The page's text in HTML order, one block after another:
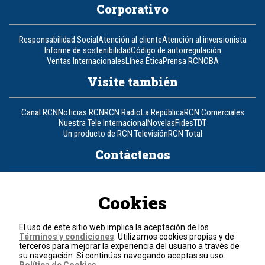
Corporativo
Responsabilidad SocialAtención al clienteAtención al inversionista
Informe de sostenibilidadCódigo de autorregulación
Ventas InternacionalesLínea ÉticaPrensa RCNOBA
Visite también
Canal RCNNoticias RCNRCN RadioLa RepúblicaRCN Comerciales
Nuestra Tele InternacionalNovelasFidesTDT
Un producto de RCN TelevisiónRCN Total
Contáctenos
Política de cookies
Términos y condiciones
© 2026, RCN Medios.
Cookies
El uso de este sitio web implica la aceptación de los
Términos y condiciones . Utilizamos cookies propias y de
terceros para mejorar la experiencia del usuario a través de
su navegación. Si continúas navegando aceptas su uso.